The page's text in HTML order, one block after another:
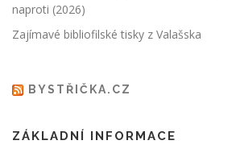
naproti (2026)
Zajímavé bibliofilské tisky z Valašska
BYSTŘIČKA.CZ
ZÁKLADNÍ INFORMACE